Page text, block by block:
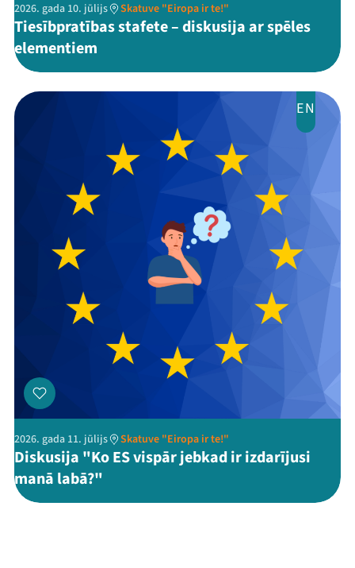
2026. gada 10. jūlijs Skatuve "Eiropa ir te!"
Tiesībpratības stafete – diskusija ar spēles
elementiem
EN
2026. gada 11. jūlijs Skatuve "Eiropa ir te!"
Diskusija "Ko ES vispār jebkad ir izdarījusi
manā labā?"